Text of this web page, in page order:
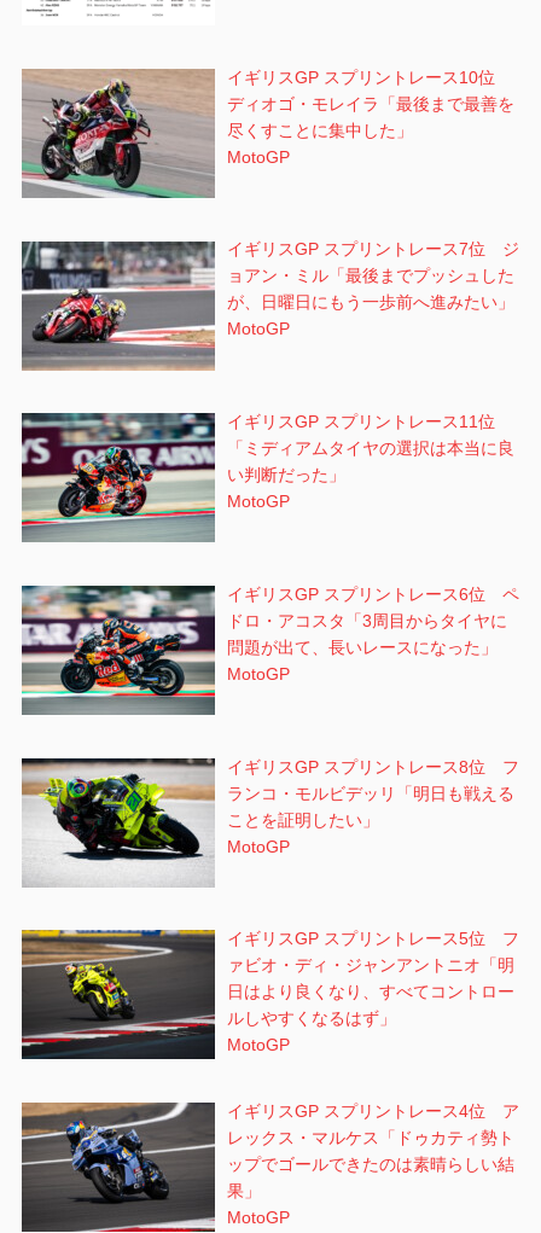
イギリスGP スプリントレース10位
ディオゴ・モレイラ「最後まで最善を
尽くすことに集中した」
MotoGP
イギリスGP スプリントレース7位 ジ
ョアン・ミル「最後までプッシュした
が、日曜日にもう一歩前へ進みたい」
MotoGP
イギリスGP スプリントレース11位
「ミディアムタイヤの選択は本当に良
い判断だった」
MotoGP
イギリスGP スプリントレース6位 ペ
ドロ・アコスタ「3周目からタイヤに
問題が出て、長いレースになった」
MotoGP
イギリスGP スプリントレース8位 フ
ランコ・モルビデッリ「明日も戦える
ことを証明したい」
MotoGP
イギリスGP スプリントレース5位 フ
ァビオ・ディ・ジャンアントニオ「明
日はより良くなり、すべてコントロー
ルしやすくなるはず」
MotoGP
イギリスGP スプリントレース4位 ア
レックス・マルケス「ドゥカティ勢ト
ップでゴールできたのは素晴らしい結
果」
MotoGP